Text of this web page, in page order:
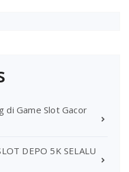
di Game Slot Gacor
DEPO 5K SELALU